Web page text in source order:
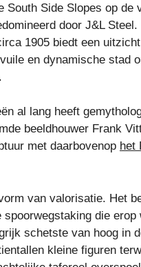
South Side Slopes op de
door J&L
1905 biedt een
en dynamische stad
al lang heeft
beeldhouwer Frank
met daarbovenop het
van valorisatie. Het
die erop
schetste van hoog in
kleine figuren